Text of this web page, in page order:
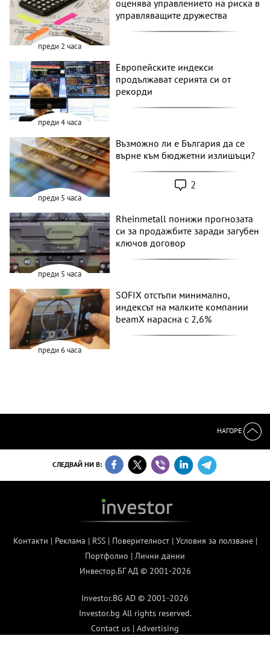
преди 2 часа
оценява управлението на риска в
управляващите дружества
преди 4 часа
Европейските индекси
продължават серията си от
рекорди
преди 5 часа
Възможно ли е България да се
върне към бюджетни излишъци?
2
преди 5 часа
Rheinmetall понижи прогнозата
си за продажбите заради загубен
ключов договор
преди 6 часа
SOFIX отстъпи минимално,
индексът на малките компании
beamX нарасна с 2,6%
НАГОРЕ
СЛЕДВАЙ НИ В:
Контакти | Реклама | RSS| Поверителност| Условия за ползване|
Портфолио | Лични данни
Инвестор.БГ АД © 2001-2026
Investor.BG AD © 2001-2026
Investor.bg All rights reserved.
Contact us | Advertising